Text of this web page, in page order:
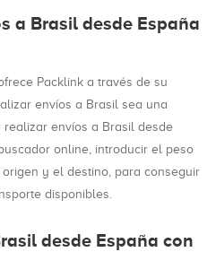
a Brasil desde España
Packlink a través de su
envíos a Brasil sea una
envíos a Brasil desde
online, introducir el peso
y el destino, para conseguir
disponibles.
desde España con